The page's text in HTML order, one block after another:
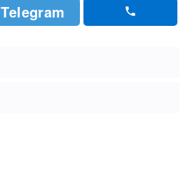
Telegram